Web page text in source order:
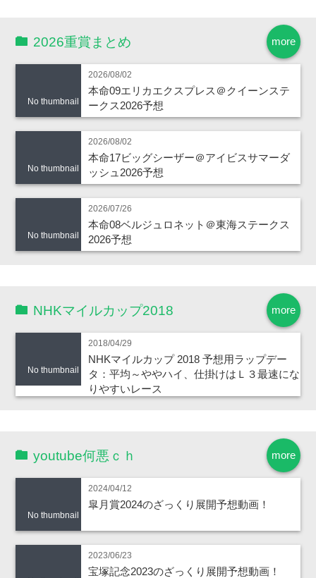
more
2026重賞まとめ
No thumbnail
2026/08/02
本命09エリカエクスプレス＠クイーンステ
ークス2026予想
No thumbnail
2026/08/02
本命17ビッグシーザー＠アイビスサマーダ
ッシュ2026予想
No thumbnail
2026/07/26
本命08ベルジュロネット＠東海ステークス
2026予想
more
NHKマイルカップ2018
No thumbnail
2018/04/29
NHKマイルカップ 2018 予想用ラップデー
タ：平均～ややハイ、仕掛けはＬ３最速にな
りやすいレース
more
youtube何悪ｃｈ
No thumbnail
2024/04/12
皐月賞2024のざっくり展開予想動画！
2023/06/23
宝塚記念2023のざっくり展開予想動画！